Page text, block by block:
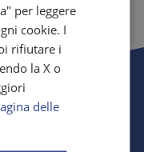
per leggere
cookie. I
rifiutare i
la X o
delle